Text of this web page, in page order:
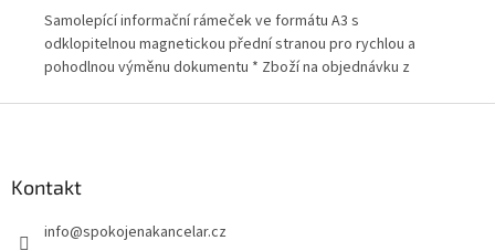
Samolepící informační rámeček ve formátu A3 s
odklopitelnou magnetickou přední stranou pro rychlou a
pohodlnou výměnu dokumentu * Zboží na objednávku z
Kontakt
info@spokojenakancelar.cz